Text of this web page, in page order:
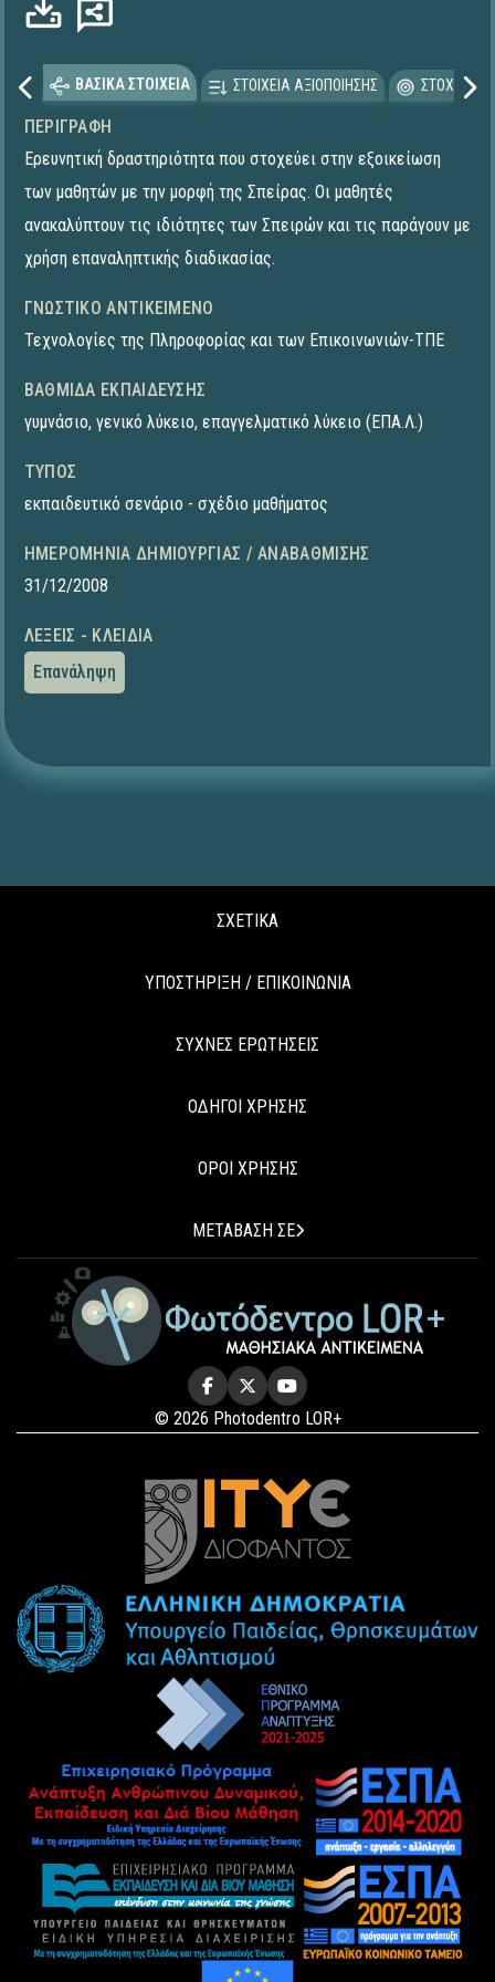
ΒΑΣΙΚΑ ΣΤΟΙΧΕΙΑ ΣΤΟΙΧΕΙΑ ΑΞΙΟΠΟΙΗΣΗΣ
ΠΕΡΙΓΡΑΦΉ
Ερευνητική δραστηριότητα που στοχεύει στην εξοικείωση
των μαθητών με την μορφή της Σπείρας. Οι μαθητές
ανακαλύπτουν τις ιδιότητες των Σπειρών και τις παράγουν με
χρήση επαναληπτικής διαδικασίας.
ΓΝΩΣΤΙΚΌ ΑΝΤΙΚΕΊΜΕΝΟ
Τεχνολογίες της Πληροφορίας και των Επικοινωνιών-ΤΠΕ
ΒΑΘΜΊΔΑ ΕΚΠΑΊΔΕΥΣΗΣ
γυμνάσιο, γενικό λύκειο, επαγγελματικό λύκειο (ΕΠΑ.Λ.)
ΤΎΠΟΣ
εκπαιδευτικό σενάριο - σχέδιο μαθήματος
ΗΜΕΡΟΜΗΝΊΑ ΔΗΜΙΟΥΡΓΊΑΣ / ΑΝΑΒΆΘΜΙΣΗΣ
31/12/2008
ΛΈΞΕΙΣ - ΚΛΕΙΔΙΆ
Επανάληψη
ΣΧΕΤΙΚΑ
ΥΠΟΣΤΗΡΙΞΗ / ΕΠΙΚΟΙΝΩΝΙΑ
ΣΥΧΝΕΣ ΕΡΩΤΗΣΕΙΣ
ΟΔΗΓΟΙ ΧΡΗΣΗΣ
ΟΡΟΙ ΧΡΗΣΗΣ
ΜΕΤΑΒΑΣΗ ΣΕ
© 2026 Photodentro LOR+